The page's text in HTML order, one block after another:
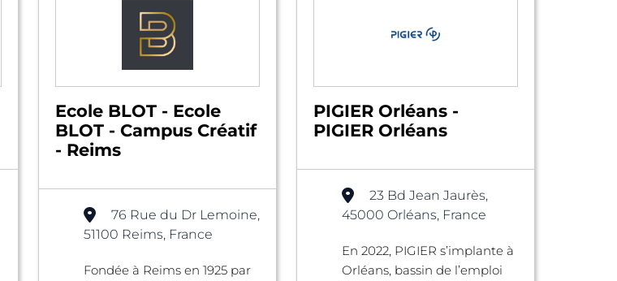
Ecole BLOT - Ecole
BLOT - Campus Créatif
- Reims
76 Rue du Dr Lemoine,
51100 Reims, France
​Fondée à Reims en 1925 par
PIGIER Orléans -
PIGIER Orléans
23 Bd Jean Jaurès,
45000 Orléans, France
En 2022, PIGIER s’implante à
Orléans, bassin de l’emploi